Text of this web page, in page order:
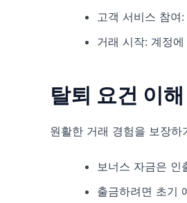
고객 서비스 참여
거래 시작: 계정
탈퇴 요건 이해
원활한 거래 경험을 보장
보너스 자금은 인
출금하려면 초기